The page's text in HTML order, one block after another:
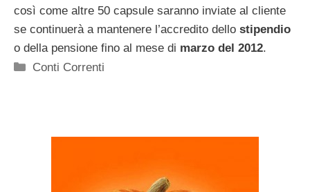
così come altre 50 capsule saranno inviate al cliente
se continuerà a mantenere l’accredito dello stipendio
o della pensione fino al mese di marzo del 2012.
Categorie
Conti Correnti